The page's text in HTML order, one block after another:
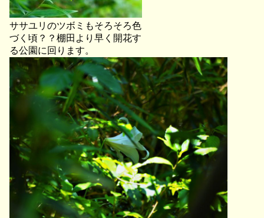
ササユリのツボミもそろそろ色
づく頃？？棚田より早く開花す
る公園に回ります。